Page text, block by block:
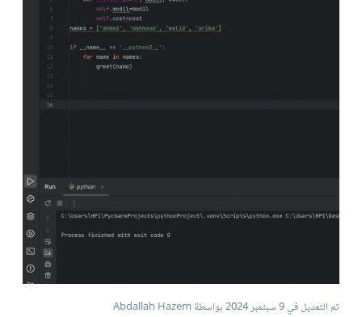
تم التعديل في9 سبتمبر 2024 بواسطة Abdallah Hazem